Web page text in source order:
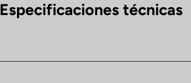
Especificaciones técnicas